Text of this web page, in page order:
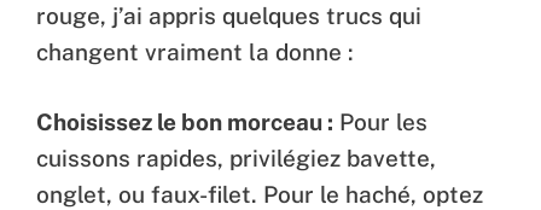
rouge, j’ai appris quelques trucs qui
changent vraiment la donne :
Choisissez le bon morceau : Pour les
cuissons rapides, privilégiez bavette,
onglet, ou faux-filet. Pour le haché, optez